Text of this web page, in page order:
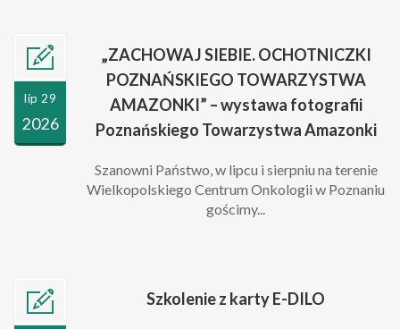
lip 29
2026
„ZACHOWAJ SIEBIE. OCHOTNICZKI
POZNAŃSKIEGO TOWARZYSTWA
AMAZONKI” – wystawa fotografii
Poznańskiego Towarzystwa Amazonki
Szanowni Państwo, w lipcu i sierpniu na terenie
Wielkopolskiego Centrum Onkologii w Poznaniu
gościmy...
Szkolenie z karty E-DILO